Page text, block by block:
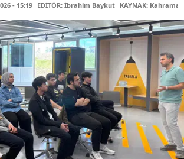
- 15:19 EDİTÖR: İbrahim Baykut KAYNAK: